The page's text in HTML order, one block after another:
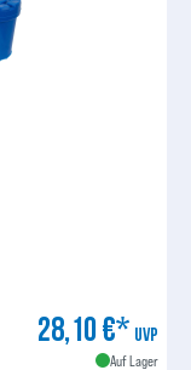
28,10 €* UVP
Auf Lager